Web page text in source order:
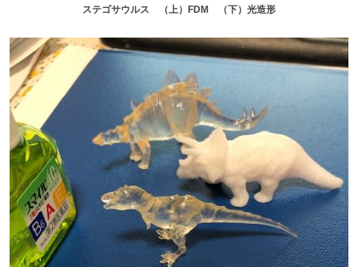
ステゴサウルス （上）FDM （下）光造形